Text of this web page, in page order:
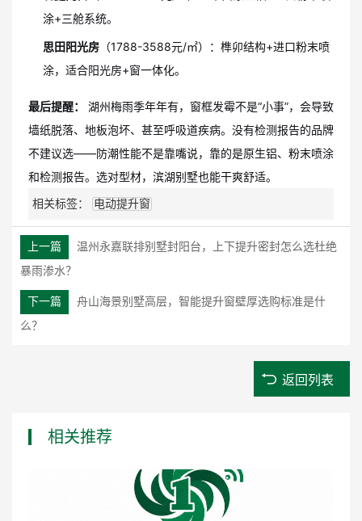
涂+三舱系统。
思田阳光房 （1788-3588元/㎡）：榫卯结构+进口粉末喷
涂，适合阳光房+窗一体化。
最后提醒：
湖州梅雨季年年有，窗框发霉不是“小事”，会导致
墙纸脱落、地板泡坏、甚至呼吸道疾病。没有检测报告的品牌
不建议选——防潮性能不是靠嘴说，靠的是原生铝、粉末喷涂
和检测报告。选对型材，滨湖别墅也能干爽舒适。
相关标签： 电动提升窗
上一篇
温州永嘉联排别墅封阳台，上下提升密封怎么选杜绝
暴雨渗水？
下一篇
舟山海景别墅高层，智能提升窗壁厚选购标准是什
么？
返回列表
相关推荐